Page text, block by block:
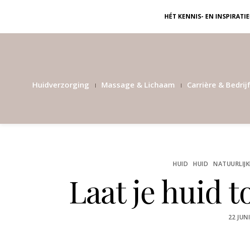
HÉT KENNIS- EN
Huidverzorging Massage & Lichaam Carrière & Bedrijf
HUID HUID
Laat je huid
POSTED
22